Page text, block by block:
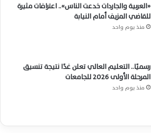
«العربية والجاردات خدعت الناس».. اعترافات مثيرة
للقاضي المزيف أمام النيابة
منذ يوم واحد
رسميًا.. التعليم العالي تعلن غدًا نتيجة تنسيق
المرحلة الأولى 2026 للجامعات
منذ يوم واحد